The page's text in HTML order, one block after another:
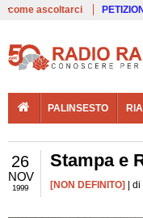
come ascoltarci
PALINSESTO
26
NOV
1999
Stampa e
[NON DEFINITO] |